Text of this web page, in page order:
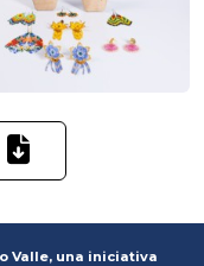
Valle, una iniciativa